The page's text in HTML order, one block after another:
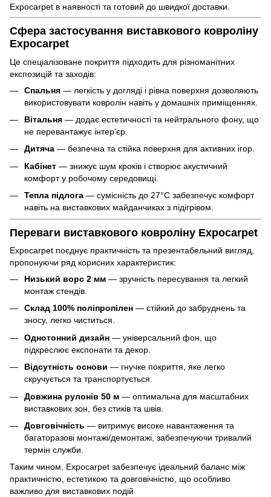
Expocarpet в наявності та готовий до швидкої доставки.
Сфера застосування виставкового ковроліну
Expocarpet
Це спеціалізоване покриття підходить для різноманітних
експозицій та заходів:
Спальня — легкість у догляді і рівна поверхня дозволяють
використовувати ковролін навіть у домашніх приміщеннях.
Вітальня — додає естетичності та нейтрального фону, що
не перевантажує інтер’єр.
Дитяча — безпечна та стійка поверхня для активних ігор.
Кабінет — знижує шум кроків і створює акустичний
комфорт у робочому середовищі.
Тепла підлога — сумісність до 27°C забезпечує комфорт
навіть на виставкових майданчиках з підігрівом.
Переваги виставкового ковроліну Expocarpet
Expocarpet поєднує практичність та презентабельний вигляд,
пропонуючи ряд корисних характеристик:
Низький ворс 2 мм — зручність пересування та легкий
монтаж стендів.
Склад 100% поліпропілен — стійкий до забруднень та
зносу, легко чиститься.
Однотонний дизайн — універсальний фон, що
підкреслює експонати та декор.
Відсутність основи — гнучке покриття, яке легко
скручується та транспортується.
Довжина рулонів 50 м — оптимальна для масштабних
виставкових зон, без стиків та швів.
Довговічність — витримує високе навантаження та
багаторазові монтажі/демонтажі, забезпечуючи тривалий
термін служби.
Таким чином, Expocarpet забезпечує ідеальний баланс між
практичністю, естетикою та довговічністю, що особливо
важливо для виставкових подій.